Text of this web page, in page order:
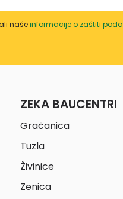
našeinformacije o zaštiti
ZEKA BAUCENTRI
Gračanica
Tuzla
Živinice
Zenica